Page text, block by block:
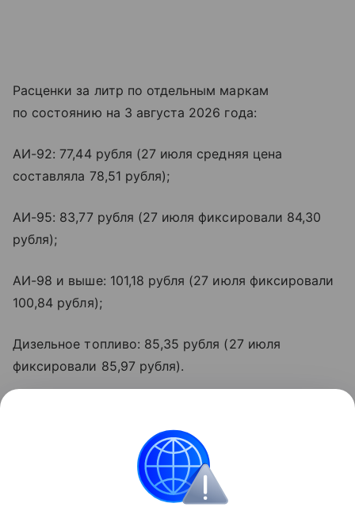
Расценки за литр по отдельным маркам
по состоянию на 3 августа 2026 года:
АИ-92: 77,44 рубля (27 июля средняя цена
составляла 78,51 рубля);
АИ-95: 83,77 рубля (27 июля фиксировали 84,30
рубля);
АИ-98 и выше: 101,18 рубля (27 июля фиксировали
100,84 рубля);
Дизельное топливо: 85,35 рубля (27 июля
фиксировали 85,97 рубля).
86,03 рубля, за дизель — 110,85 рубля. Стоимость
по России — 76,57 и 91,29 рубля соответственно.
Подпишись на нас в MAX и Telegram.